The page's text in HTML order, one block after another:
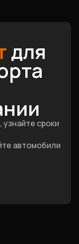
для
сроки
автомобили